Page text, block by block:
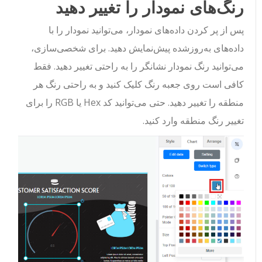
رنگ‌های نمودار را تغییر دهید
پس از پر کردن داده‌های نمودار، می‌توانید نمودار را با
داده‌های به‌روزشده پیش‌نمایش دهید. برای شخصی‌سازی،
می‌توانید رنگ نمودار نشانگر را به راحتی تغییر دهید. فقط
کافی است روی جعبه رنگ کلیک کنید و به راحتی رنگ هر
منطقه را تغییر دهید. حتی می‌توانید کد Hex یا RGB را برای
تغییر رنگ منطقه وارد کنید.